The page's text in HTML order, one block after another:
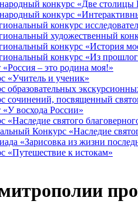
конкурс «Две столицы
конкурс
конкурс
художественный
конкурс «История
конкурс «Из
– это родина моя!»
«Учитель и ученик»
образовательных
сочинений, посвященный
восхода России»
«Наследие святого
Конкурс «Наследие
«Зарисовка из жизни
«Путешествие к истокам»